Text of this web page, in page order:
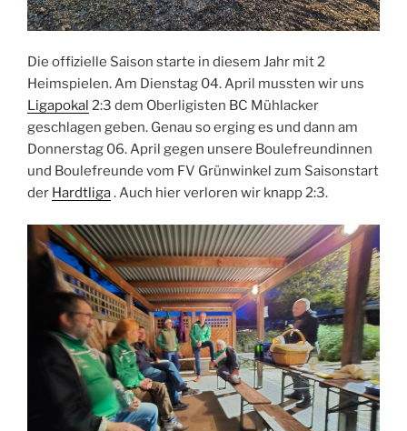
Die offizielle Saison starte in diesem Jahr mit 2
Heimspielen. Am Dienstag 04. April mussten wir uns
Ligapokal 2:3 dem Oberligisten BC Mühlacker
geschlagen geben. Genau so erging es und dann am
Donnerstag 06. April gegen unsere Boulefreundinnen
und Boulefreunde vom FV Grünwinkel zum Saisonstart
der Hardtliga. Auch hier verloren wir knapp 2:3.